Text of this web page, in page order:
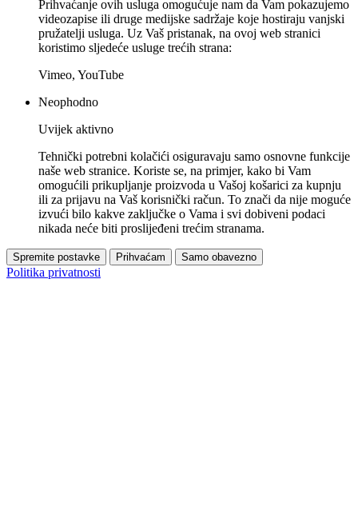
Prihvaćanje ovih usluga omogućuje nam da Vam pokazujemo
videozapise ili druge medijske sadržaje koje hostiraju vanjski
pružatelji usluga. Uz Vaš pristanak, na ovoj web stranici
koristimo sljedeće usluge trećih strana:
Vimeo, YouTube
Neophodno
Uvijek aktivno
Tehnički potrebni kolačići osiguravaju samo osnovne funkcije
naše web stranice. Koriste se, na primjer, kako bi Vam
omogućili prikupljanje proizvoda u Vašoj košarici za kupnju
ili za prijavu na Vaš korisnički račun. To znači da nije moguće
izvući bilo kakve zaključke o Vama i svi dobiveni podaci
nikada neće biti proslijeđeni trećim stranama.
Spremite postavke Prihvaćam Samo obavezno
Politika privatnosti